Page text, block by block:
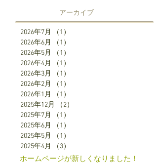
アーカイブ
2026年7月 （1）
2026年6月
（1）
2026年5月
（1）
2026年4月
（1）
2026年3月
（1）
2026年2月
（1）
2026年1月
（1）
2025年12月
（2）
2025年7月
（1）
2025年6月
（1）
2025年5月
（1）
2025年4月
（3）
ホームページが新しくなりました！